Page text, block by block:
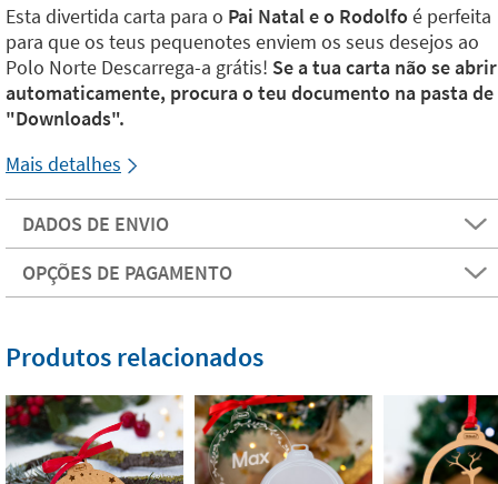
Esta divertida carta para o Pai Natal e o Rodolfoé perfeita
para que os teus pequenotes enviem os seus desejos ao
Polo Norte Descarrega-a grátis! Se a tua carta não se abrir
automaticamente, procura o teu documento na pasta de
"Downloads".
Mais detalhes
DADOS DE ENVIO
OPÇÕES DE PAGAMENTO
Produtos relacionados